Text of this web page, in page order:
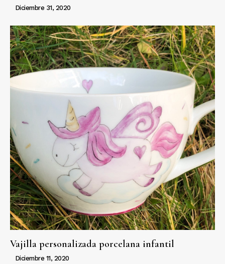
Diciembre 31, 2020
Vajilla personalizada porcelana infantil
Diciembre 11, 2020